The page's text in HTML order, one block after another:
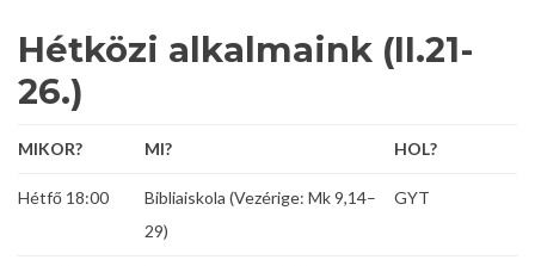
Hétközi alkalmaink (II.21-
26.)
MIKOR? MI? HOL?
Hétfő 18:00
Bibliaiskola (Vezérige: Mk 9,14–
29)
GYT